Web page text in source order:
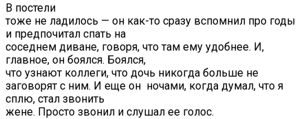
В постели
тоже не ладилось — он как-то сразу вспомнил про годы
и предпочитал спать на
соседнем диване, говоря, что там ему удобнее. И,
главное, он боялся. Боялся,
что узнают коллеги, что дочь никогда больше не
заговорят с ним. И еще он ночами, когда думал, что я
сплю, стал звонить
жене. Просто звонил и слушал ее голос.